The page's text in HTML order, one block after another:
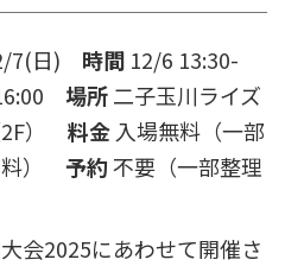
7(日) 時間 12/6 13:30-
場所二子玉川ライズ
） 料金 入場無料（一部
料） 予約不要（一部整理
会2025にあわせて開催さ